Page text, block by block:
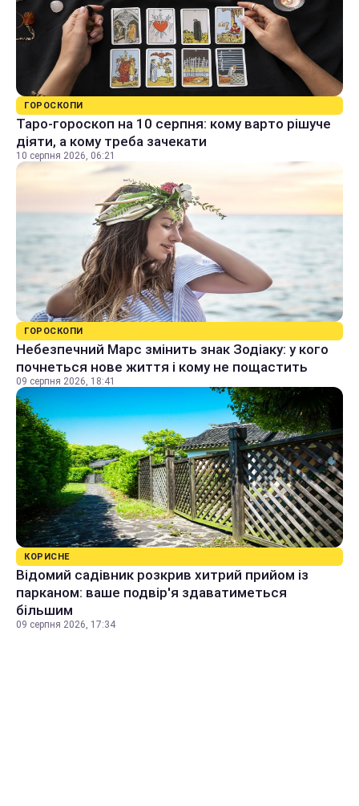
ГОРОСКОПИ
Таро-гороскоп на 10 серпня: кому варто рішуче
діяти, а кому треба зачекати
10 серпня 2026, 06:21
ГОРОСКОПИ
Небезпечний Марс змінить знак Зодіаку: у кого
почнеться нове життя і кому не пощастить
09 серпня 2026, 18:41
КОРИСНЕ
Відомий садівник розкрив хитрий прийом із
парканом: ваше подвір'я здаватиметься
більшим
09 серпня 2026, 17:34